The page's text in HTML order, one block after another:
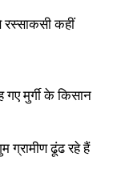
रस्साकसी कहीं
गए मुर्गी के किसान
ग्रामीण ढूंढ रहे हैं